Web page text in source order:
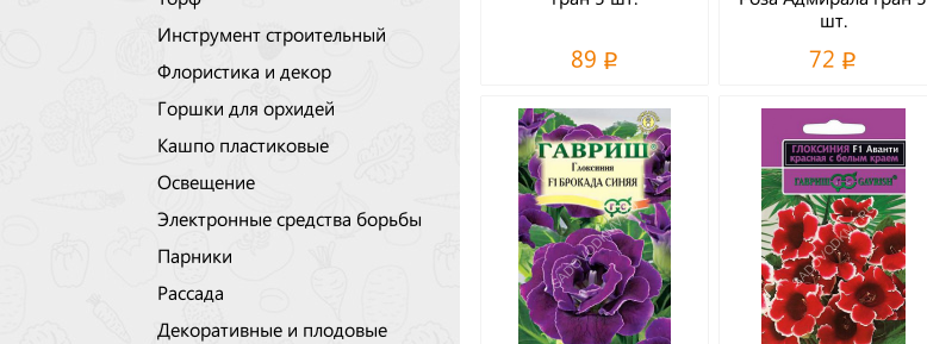
Инструмент строительный
Флористика и декор
Горшки для орхидей
Кашпо пластиковые
Освещение
Электронные средства борьбы
Парники
Рассада
Декоративные и плодовые
89
шт.
72